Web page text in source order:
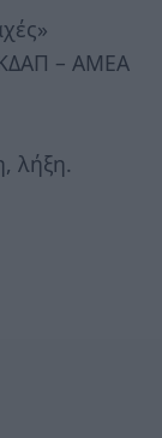
– ΑΜΕΑ
λήξη.